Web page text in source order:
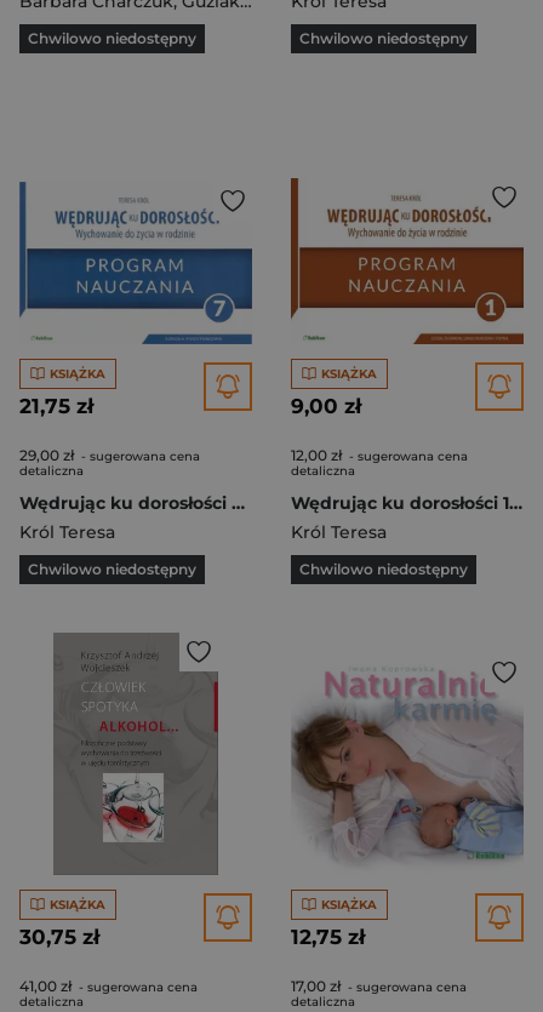
Chwilowo niedostępny Chwilowo niedostępny
KSIĄŻKA
21,75 zł
29,00 zł - sugerowana cena
detaliczna
Wędrując ku dorosłości 7 Program nauczania Szkoła podstawowa
Król Teresa
Chwilowo niedostępny
KSIĄŻKA
9,00 zł
12,00 zł - sugerowana cena
detaliczna
Wędrując ku dorosłości 1 Wychowanie do życia w rodzinie Program nauczania Program dla uczniów klasy 1 liceum ogólnokształcącego, technikum, szkoły branżowej I stopnia
Król Teresa
Chwilowo niedostępny
KSIĄŻKA
30,75 zł
41,00 zł - sugerowana cena
detaliczna
KSIĄŻKA
12,75 zł
17,00 zł - sugerowana cena
detaliczna